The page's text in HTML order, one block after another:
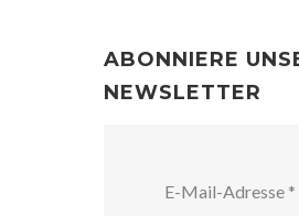
ABONNIERE
NEWSLETTER